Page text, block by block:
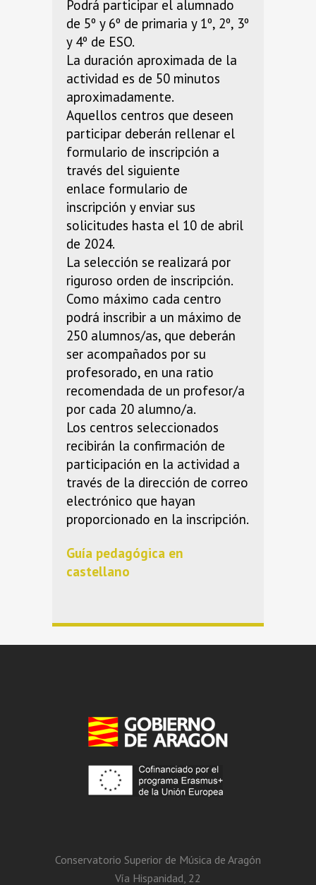
Podrá participar el alumnado
de 5º y 6º de primaria y 1º, 2º, 3º
y 4º de ESO.
La duración aproximada de la
actividad es de 50 minutos
aproximadamente.
Aquellos centros que deseen
participar deberán rellenar el
formulario de inscripción a
través del siguiente
enlace formulario de
inscripción y enviar sus
solicitudes hasta el 10 de abril
de 2024.
La selección se realizará por
riguroso orden de inscripción.
Como máximo cada centro
podrá inscribir a un máximo de
250 alumnos/as, que deberán
ser acompañados por su
profesorado, en una ratio
recomendada de un profesor/a
por cada 20 alumno/a.
Los centros seleccionados
recibirán la confirmación de
participación en la actividad a
través de la dirección de correo
electrónico que hayan
proporcionado en la inscripción.
Guía pedagógica en
castellano
Conservatorio Superior de Música de Aragón
Vía Hispanidad, 22